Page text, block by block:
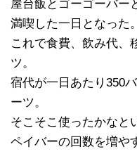
屋台飯とゴーゴーバー
満喫した一日となった。
これで食費、飲み代、
ツ。
宿代が一日あたり350
ーツ。
そこそこ使ったかなと
ペイバーの回数を増や